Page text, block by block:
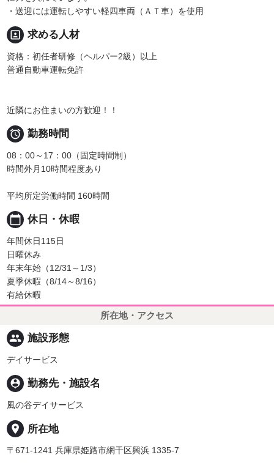
・送迎には運転しやすい軽四車両（ＡＴ車）を使用
portrait 求める人材
資格：初任者研修（ヘルパー2級）以上
普通自動車運転免許
近隣にお住まいの方歓迎！！
 勤務時間
08：00～17：00（固定時間制）
時間外月10時間程度あり
平均所定労働時間 160時間
calendar_today 休日・休暇
年間休日115日
日曜休み
年末年始（12/31～1/3）
夏季休暇（8/14～8/16）
有給休暇
所在地・アクセス
people 施設形態
デイサービス
person_pin 勤務先・施設名
風の谷デイサービス
place 所在地
〒671-1241 兵庫県姫路市網干区興浜 1335-7